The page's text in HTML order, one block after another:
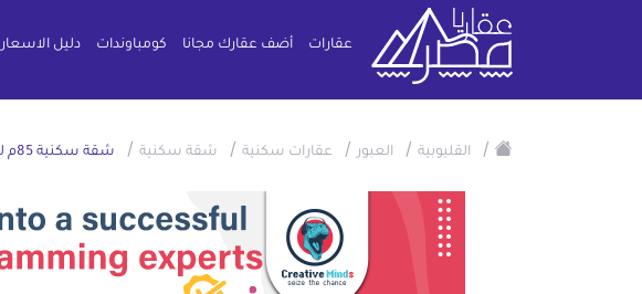
عقارات أضف عقارك مجانا كومباوندات دليل الاسعار
/ القليوبية / العبور / عقارات سكنية / شقة سكنية / شقة سكنية 85م للبيع كاش بالعبور القليوبية